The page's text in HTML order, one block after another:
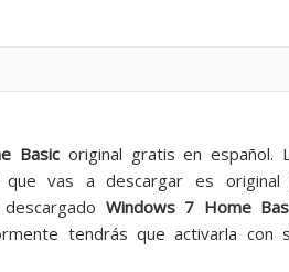
Basic original gratis en español.
que vas a descargar es original
Windows 7 Home
tendrás que activarla con